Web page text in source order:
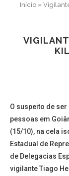
Início »
O suspeito de
pessoas em
(15/10), na cela
Estadual de
de Delegacias
vigilante Tiago